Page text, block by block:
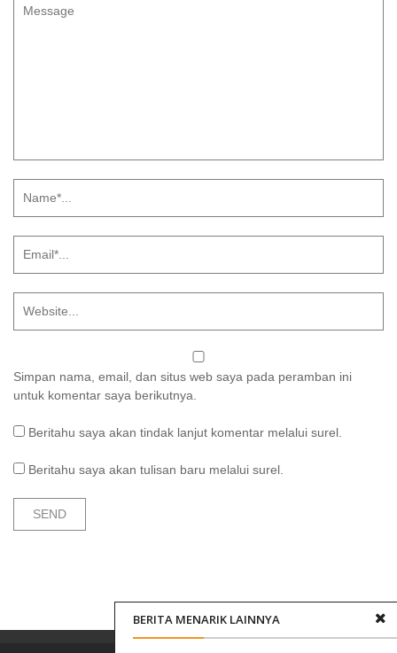
Simpan nama, email, dan situs web saya pada peramban ini
untuk komentar saya berikutnya.
Beritahu saya akan tindak lanjut komentar melalui surel.
Beritahu saya akan tulisan baru melalui surel.
BERITA MENARIK LAINNYA